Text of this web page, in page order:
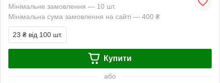
Мінімальне замовлення — 10 шт.
Мінімальна сума замовлення на сайті — 400 ₴
23 ₴ від 100 шт.
Купити
або